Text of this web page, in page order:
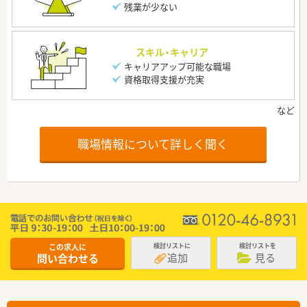
残業が少ない
スキル・キャリア
キャリアアップ可能な職場
資格取得支援が充実
職場情報について詳しく聞く
この求人に
問い合わせる
検討リストに
追加
検討リストを
見る